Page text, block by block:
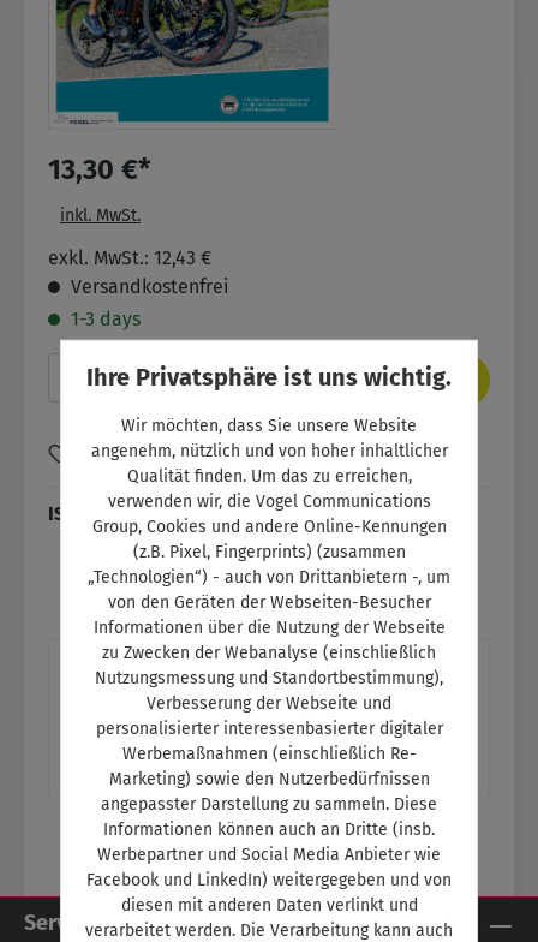
13,30 €*
inkl. MwSt.
exkl. MwSt.: 12,43 €
Versandkostenfrei
1-3 days
Produkt Anzahl: Gib den gewünschten
In den Warenkorb
Zum Merkzettel hinzufügen
ISBN: SW11001
Beschreibung
Titelthema: Ende der TalfahrtE-Bikes als
zusätzliches Geschäftsfeld für Kfz-Betriebe Ein
Thema im Schulungsteil:- Der Zentra…
Service-Hotline
Ihre Privatsphäre ist uns wichtig.
Wir möchten, dass Sie unsere Website
angenehm, nützlich und von hoher inhaltlicher
Qualität finden. Um das zu erreichen,
verwenden wir, die Vogel Communications
Group, Cookies und andere Online-Kennungen
(z.B. Pixel, Fingerprints) (zusammen
„Technologien“) - auch von Drittanbietern -, um
von den Geräten der Webseiten-Besucher
Informationen über die Nutzung der Webseite
zu Zwecken der Webanalyse (einschließlich
Nutzungsmessung und Standortbestimmung),
Verbesserung der Webseite und
personalisierter interessenbasierter digitaler
Werbemaßnahmen (einschließlich Re-
Marketing) sowie den Nutzerbedürfnissen
angepasster Darstellung zu sammeln. Diese
Informationen können auch an Dritte (insb.
Werbepartner und Social Media Anbieter wie
Facebook und LinkedIn) weitergegeben und von
diesen mit anderen Daten verlinkt und
verarbeitet werden. Die Verarbeitung kann auch